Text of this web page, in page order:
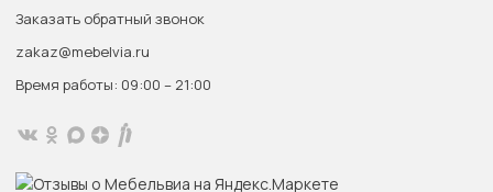
Заказать обратный звонок
zakaz@mebelvia.ru
Время работы: 09:00 – 21:00